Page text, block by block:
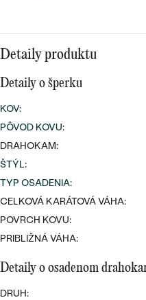
Wave
Detaily produktu
Detaily o šperku
KOV:
PÔVOD KOVU:
DRAHOKAM:
ŠTÝL:
TYP OSADENIA:
CELKOVÁ KARÁTOVÁ VÁHA:
POVRCH KOVU:
PRIBLIŽNÁ VÁHA:
Detaily o osadenom
DRUH: